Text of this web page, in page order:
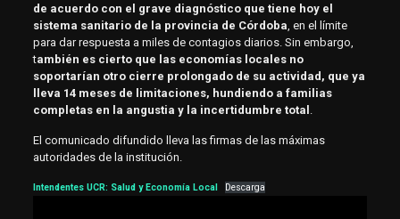
de acuerdo con el grave diagnóstico que tiene hoy el
sistema sanitario de la provincia de Córdoba, en el límite
para dar respuesta a miles de contagios diarios. Sin embargo,
también es cierto que las economías locales no
soportarían otro cierre prolongado de su actividad, que ya
lleva 14 meses de limitaciones, hundiendo a familias
completas en la angustia y la incertidumbre total .
El comunicado difundido lleva las firmas de las máximas
autoridades de la institución.
Intendentes UCR: Salud y Economía Local Descarga